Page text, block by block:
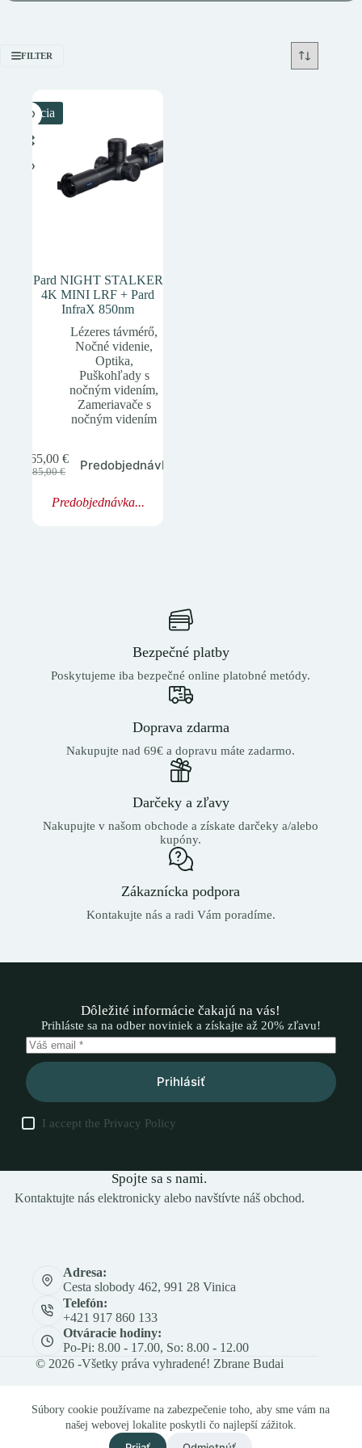
Súbory cookie používame na zabezpečenie toho, aby sme vám na
našej webovej lokalite poskytli čo najlepší zážitok.
FILTER
Akcia
Pard NIGHT STALKER
4K MINI LRF + Pard
InfraX 850nm
Lézeres távmérő,
Nočné videnie,
Optika,
Puškohľady s
nočným videním,
Zameriavače s
nočným videním
685,00€
Pôvodná
bola:
565,00€
Aktuálna
je:
Predobjednávka
Predobjednávka...
Bezpečné platby
Poskytujeme iba bezpečné online platobné metódy.
Doprava zdarma
Nakupujte nad 69€ a dopravu máte zadarmo.
Darčeky a zľavy
Nakupujte v našom obchode a získate darčeky a/alebo
kupóny.
Zákaznícka podpora
Kontakujte nás a radi Vám poradíme.
Dôležité informácie čakajú na vás!
Prihláste sa na odber noviniek a získajte až 20% zľavu!
Prihlásiť
I accept the Privacy Policy
Spojte sa s nami.
Kontaktujte nás elektronicky alebo navštívte náš obchod.
Adresa:
Cesta slobody 462, 991 28 Vinica
Telefón:
+421 917 860 133
Otváracie hodiny:
Po-Pi: 8.00 - 17.00, So: 8.00 - 12.00
© 2026 -Všetky práva vyhradené! Zbrane Budai